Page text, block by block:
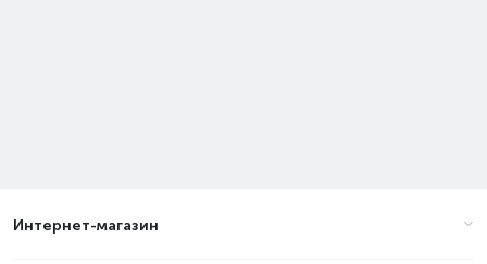
Интернет-магазин